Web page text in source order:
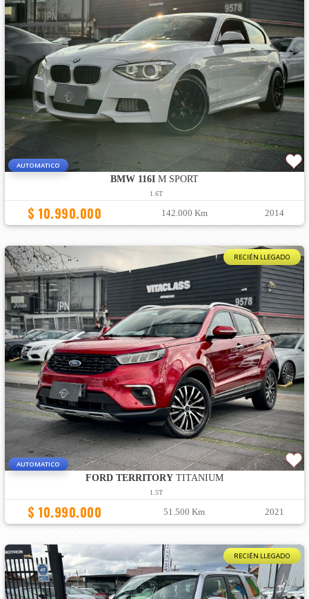
AUTOMATICO
BMW 116IM SPORT
1.6T
$ 10.990.000 142.000 Km 2014
RECIÉN LLEGADO
AUTOMATICO
FORD TERRITORYTITANIUM
1.5T
$ 10.990.000 51.500 Km 2021
RECIÉN LLEGADO